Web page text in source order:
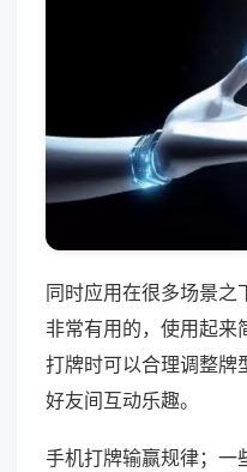
同时应用在很多场景之
非常有用的，使用起来
打牌时可以合理调整牌
好友间互动乐趣。
手机打牌输赢规律；一